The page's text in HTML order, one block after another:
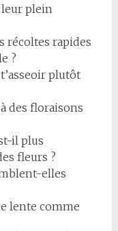
leur plein
récoltes rapides
?
plutôt
des floraisons
il plus
fleurs ?
elles
lente comme